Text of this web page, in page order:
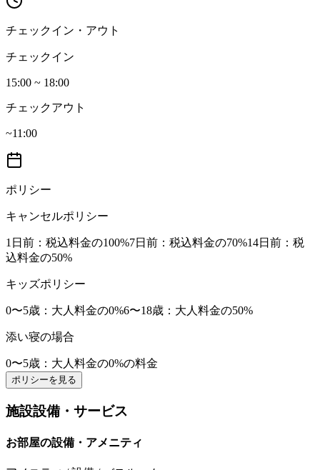
チェックイン・アウト
チェックイン
15:00 ~ 18:00
チェックアウト
~11:00
ポリシー
キャンセルポリシー
1日前 ：税込料金の100%7日前 ：税込料金の70%14日前 ：税
込料金の50%
キッズポリシー
0〜5歳 ：大人料金の0%6〜18歳 ：大人料金の50%
添い寝の場合
0〜5歳 ：大人料金の0%の料金
ポリシーを見る
施設設備・サービス
お部屋の設備・アメニティ